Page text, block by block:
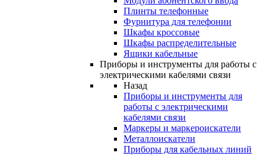
Плинты телефонные
Фурнитура для телефонии
Шкафы кроссовые
Шкафы распределительные
Ящики кабельные
Приборы и инструменты для работы с
электрическими кабелями связи
Назад
Приборы и инструменты для
работы с электрическими
кабелями связи
Маркеры и маркероискатели
Металлоискатели
Приборы для кабельных линий